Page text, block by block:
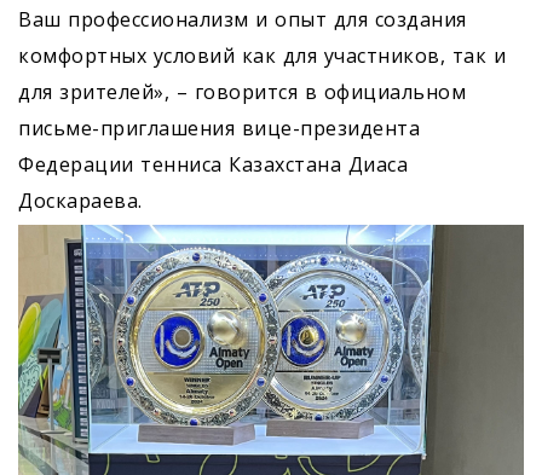
Ваш профессионализм и опыт для создания
комфортных условий как для участников, так и
для зрителей», – говорится в официальном
письме-приглашения вице-президента
Федерации тенниса Казахстана Диаса
Доскараева.